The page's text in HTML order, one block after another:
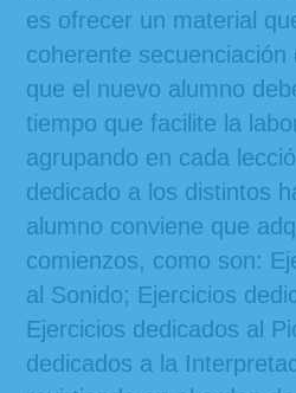
es ofrecer un material
coherente secuenciación
que el nuevo alumno
tiempo que facilite la
agrupando en cada
dedicado a los distintos
alumno conviene que
comienzos, como son:
al Sonido; Ejercicios
Ejercicios dedicados al
dedicados a la